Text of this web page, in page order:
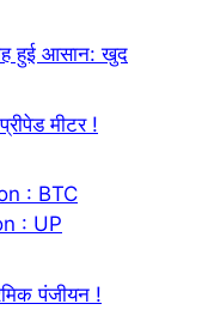
हुई आसान: खुद
मीटर !
: BTC
: UP
पंजीयन !